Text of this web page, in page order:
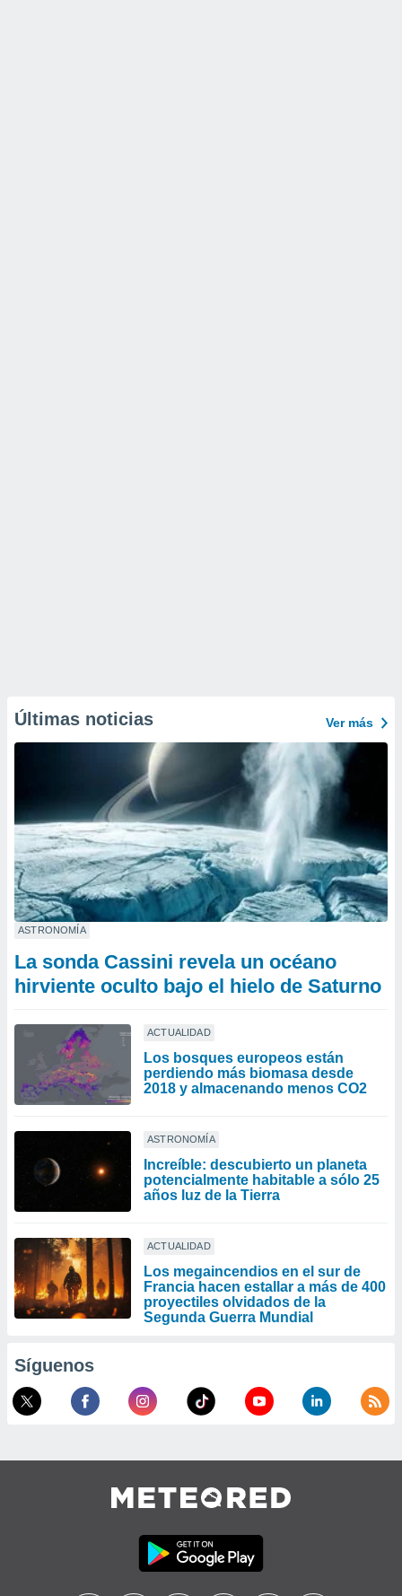
Últimas noticias Ver más
ASTRONOMÍA
La sonda Cassini revela un océano
hirviente oculto bajo el hielo de Saturno
ACTUALIDAD
Los bosques europeos están
perdiendo más biomasa desde
2018 y almacenando menos CO2
ASTRONOMÍA
Increíble: descubierto un planeta
potencialmente habitable a sólo 25
años luz de la Tierra
ACTUALIDAD
Los megaincendios en el sur de
Francia hacen estallar a más de 400
proyectiles olvidados de la
Segunda Guerra Mundial
Síguenos